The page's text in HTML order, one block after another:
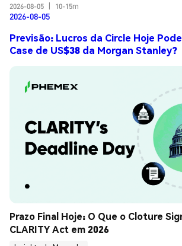
2026-08-05
10-15m
2026-08-05
Previsão: Lucros da Circle Hoje
Case de US$38 da Morgan Stanley?
Prazo Final Hoje: O Que o Cloture
CLARITY Act em 2026